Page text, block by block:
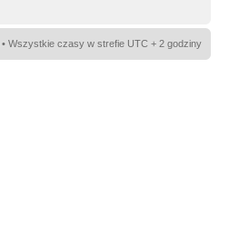
• Wszystkie czasy w strefie UTC + 2 godziny